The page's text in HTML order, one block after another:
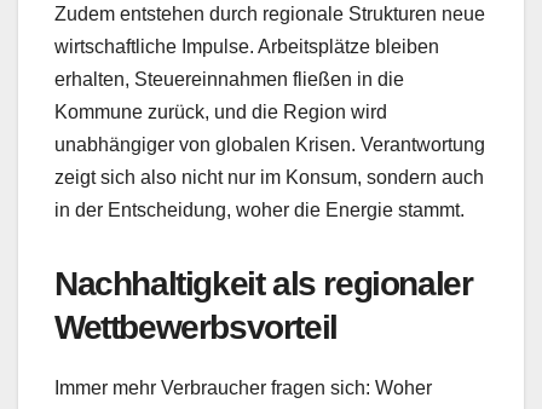
Zudem entstehen durch regionale Strukturen neue
wirtschaftliche Impulse. Arbeitsplätze bleiben
erhalten, Steuereinnahmen fließen in die
Kommune zurück, und die Region wird
unabhängiger von globalen Krisen. Verantwortung
zeigt sich also nicht nur im Konsum, sondern auch
in der Entscheidung, woher die Energie stammt.
Nachhaltigkeit als regionaler
Wettbewerbsvorteil
Immer mehr Verbraucher fragen sich: Woher